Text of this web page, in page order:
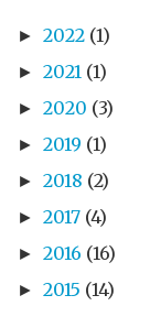
► 2022 (1)
► 2021 (1)
► 2020 (3)
► 2019 (1)
► 2018 (2)
► 2017 (4)
► 2016 (16)
► 2015 (14)